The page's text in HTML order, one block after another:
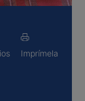
Imprímela